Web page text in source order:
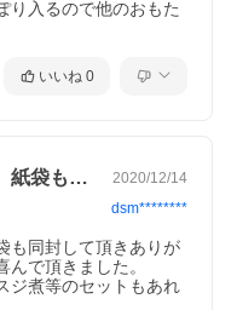
り入るので他のおもた
いいね 0
丁寧にビニールに入れられて、紙袋も同封… 2020/12/14
dsm********
も同封して頂きありが
んで頂きました。
ジ煮等のセットもあれ